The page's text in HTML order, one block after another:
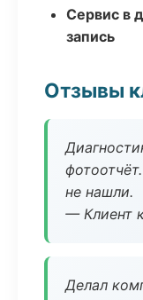
Сервис в
запись
Отзывы
не нашли.
— Клиент
Делал